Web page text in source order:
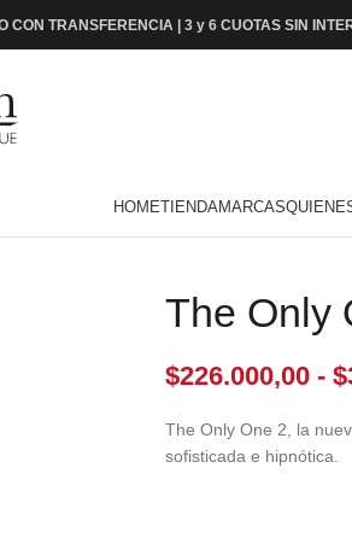
CON TRANSFERENCIA | 3 y 6 CUOTAS SIN
HOMETIENDAMARCAS
The Only
$226.000,00 - $
The Only One 2, la
sofisticada e hipnótica.